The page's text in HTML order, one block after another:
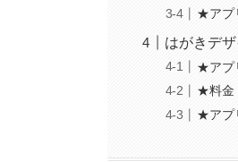
★アプ
はがきデ
★アプ
★料金
★アプ